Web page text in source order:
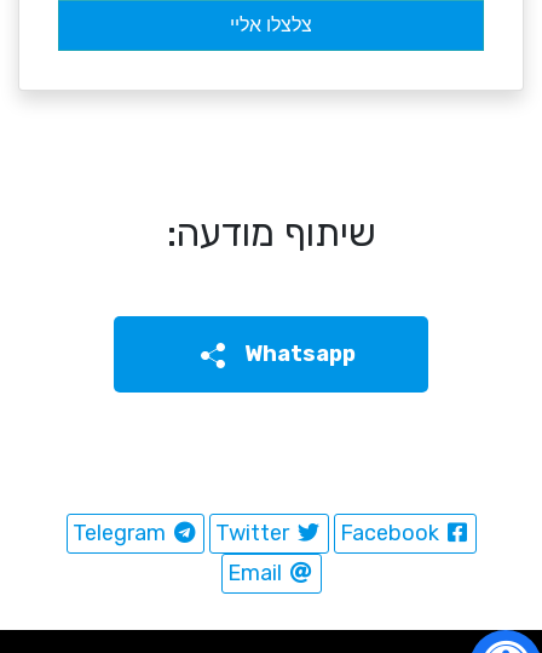
שיתוף מודעה:
Whatsapp
Facebook
Twitter